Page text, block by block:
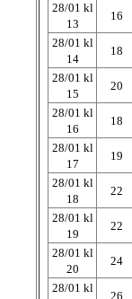
28/01 kl
13
16
28/01 kl
14
18
28/01 kl
15
20
28/01 kl
16
18
28/01 kl
17
19
28/01 kl
18
22
28/01 kl
19
22
28/01 kl
20
24
28/01 kl
26